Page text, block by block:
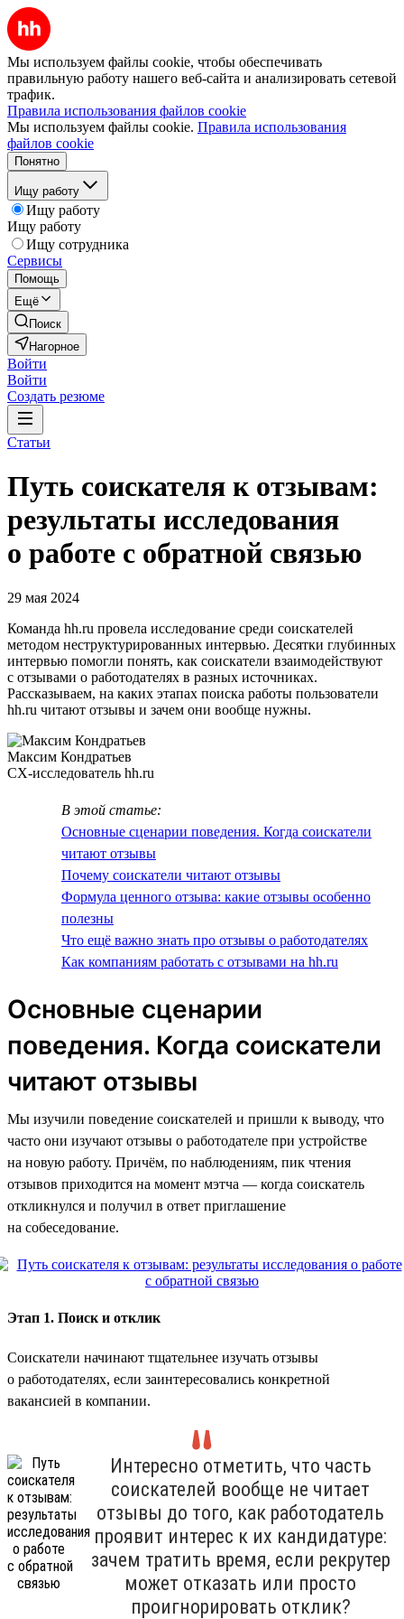
Мы используем файлы cookie, чтобы обеспечивать
правильную работу нашего веб-сайта и анализировать сетевой
трафик.
Правила использования файлов cookie
Мы используем файлы cookie. Правила использования
файлов cookie
Понятно
Ищу работу
Ищу работу
Ищу работу
Ищу сотрудника
Сервисы
Помощь
Ещё
Поиск
Нагорное
Войти
Войти
Создать резюме
Статьи
Путь соискателя к отзывам:
результаты исследования
о работе с обратной связью
29 мая 2024
Команда hh.ru провела исследование среди соискателей
методом неструктурированных интервью. Десятки глубинных
интервью помогли понять, как соискатели взаимодействуют
с отзывами о работодателях в разных источниках.
Рассказываем, на каких этапах поиска работы пользователи
hh.ru читают отзывы и зачем они вообще нужны.
Максим Кондратьев
CX-исследователь hh.ru
В этой статье:
Основные сценарии поведения. Когда соискатели
читают отзывы
Почему соискатели читают отзывы
Формула ценного отзыва: какие отзывы особенно
полезны
Что ещё важно знать про отзывы о работодателях
Как компаниям работать с отзывами на hh.ru
Основные сценарии
поведения. Когда соискатели
читают отзывы
Мы изучили поведение соискателей и пришли к выводу, что
часто они изучают отзывы о работодателе при устройстве
на новую работу. Причём, по наблюдениям, пик чтения
отзывов приходится на момент мэтча — когда соискатель
откликнулся и получил в ответ приглашение
на собеседование.
Этап 1. Поиск и отклик
Соискатели начинают тщательнее изучать отзывы
о работодателях, если заинтересовались конкретной
вакансией в компании.
Интересно отметить, что часть
соискателей вообще не читает
отзывы до того, как работодатель
проявит интерес к их кандидатуре:
зачем тратить время, если рекрутер
может отказать или просто
проигнорировать отклик?